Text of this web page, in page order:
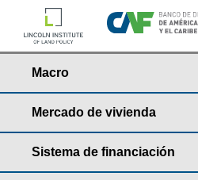
Macro
Mercado de vivienda
Sistema de financiación